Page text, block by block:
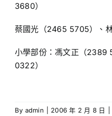
3680）
蔡國光（2465 5705）、
小學部份：馮文正（2389
0322）
By admin 2006 年 2 月 8 日